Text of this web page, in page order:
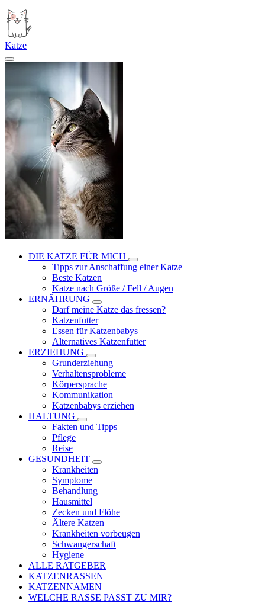
Katze
DIE KATZE FÜR MICH
Tipps zur Anschaffung einer Katze
Beste Katzen
Katze nach Größe / Fell / Augen
ERNÄHRUNG
Darf meine Katze das fressen?
Katzenfutter
Essen für Katzenbabys
Alternatives Katzenfutter
ERZIEHUNG
Grunderziehung
Verhaltensprobleme
Körpersprache
Kommunikation
Katzenbabys erziehen
HALTUNG
Fakten und Tipps
Pflege
Reise
GESUNDHEIT
Krankheiten
Symptome
Behandlung
Hausmittel
Zecken und Flöhe
Ältere Katzen
Krankheiten vorbeugen
Schwangerschaft
Hygiene
ALLE RATGEBER
KATZENRASSEN
KATZENNAMEN
WELCHE RASSE PASST ZU MIR?